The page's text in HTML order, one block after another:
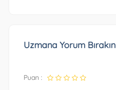
Uzmana Yorum Bırakın
Puan :